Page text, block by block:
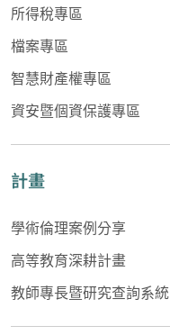
所得稅專區
檔案專區
智慧財產權專區
資安暨個資保護專區
計畫
學術倫理案例分享
高等教育深耕計畫
教師專長暨研究查詢系統